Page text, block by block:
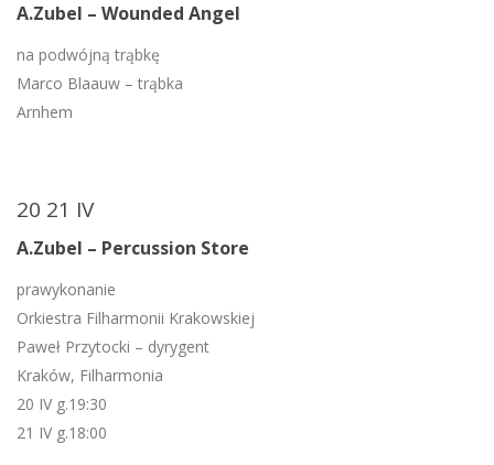
A.Zubel – Wounded Angel
na podwójną trąbkę
Marco Blaauw – trąbka
Arnhem
20 21 IV
A.Zubel – Percussion Store
prawykonanie
Orkiestra Filharmonii Krakowskiej
Paweł Przytocki – dyrygent
Kraków, Filharmonia
20 IV g.19:30
21 IV g.18:00